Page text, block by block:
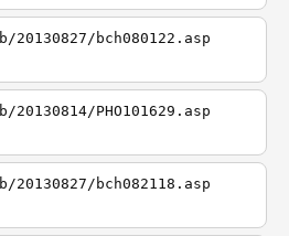
bch080122.asp
PHO101629.asp
bch082118.asp